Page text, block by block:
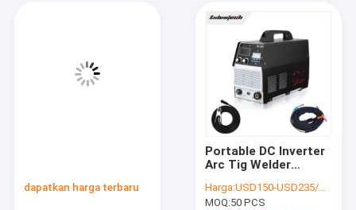
dapatkan harga terbaru
Portable DC Inverter
Arc Tig Welder
Equipment
Harga:USD150-USD235/PC
MOQ:50 PCS